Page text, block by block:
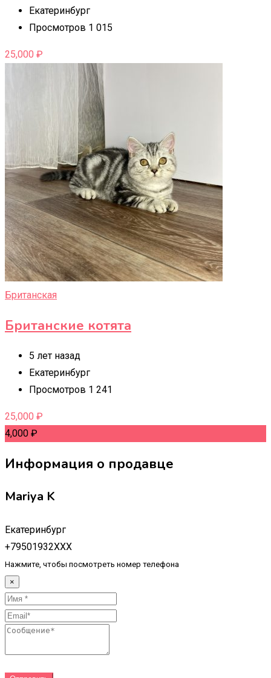
Екатеринбург
Просмотров 1 015
25,000 ₽
Британская
Британские котята
5 лет назад
Екатеринбург
Просмотров 1 241
25,000 ₽
4,000 ₽
Информация о продавце
Mariya K
Екатеринбург
+79501932XXX
Нажмите, чтобы посмотреть номер телефона
×